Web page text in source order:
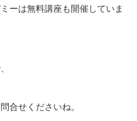
ーは無料講座も開催していま
合せくださいね。